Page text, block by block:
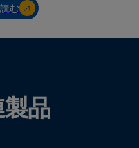
む
品